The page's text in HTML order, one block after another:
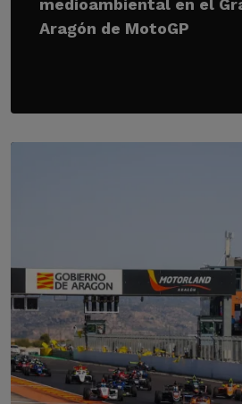
medioambiental en el
Aragón de MotoGP